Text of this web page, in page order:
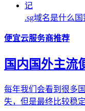
.sg域名是什么
便宜云服务商推荐
国内国外主流
每年我们会看到很多
失，但是最终比较稳